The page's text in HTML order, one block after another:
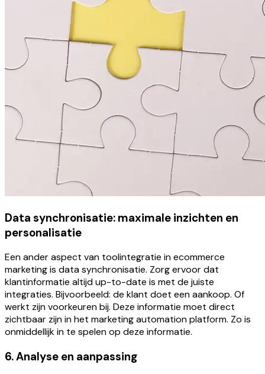
Data synchronisatie: maximale inzichten en
personalisatie
Een ander aspect van toolintegratie in ecommerce
marketing is data synchronisatie. Zorg ervoor dat
klantinformatie altijd up-to-date is met de juiste
integraties. Bijvoorbeeld: de klant doet een aankoop. Of
werkt zijn voorkeuren bij. Deze informatie moet direct
zichtbaar zijn in het marketing automation platform. Zo is
onmiddellijk in te spelen op deze informatie.
6. Analyse en aanpassing